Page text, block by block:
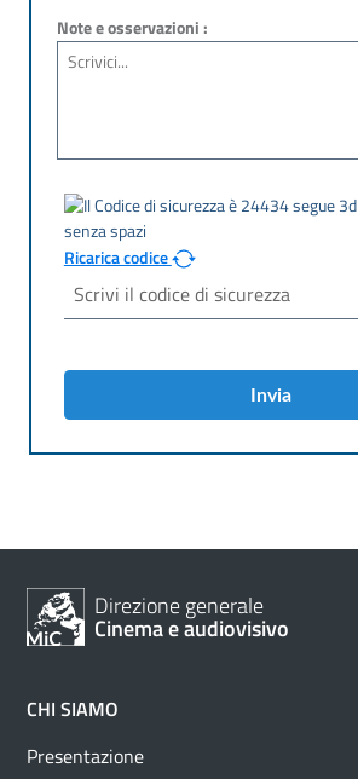
Note e osservazioni :
Ricarica codice
Invia
Direzione generale
Cinema e audiovisivo
CHI SIAMO
Presentazione